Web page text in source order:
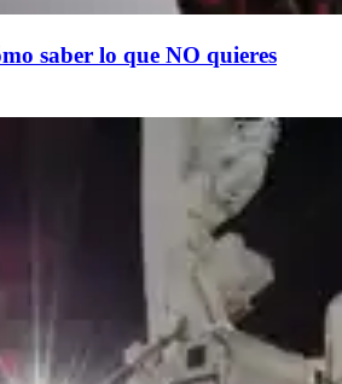
saber lo que NO quieres